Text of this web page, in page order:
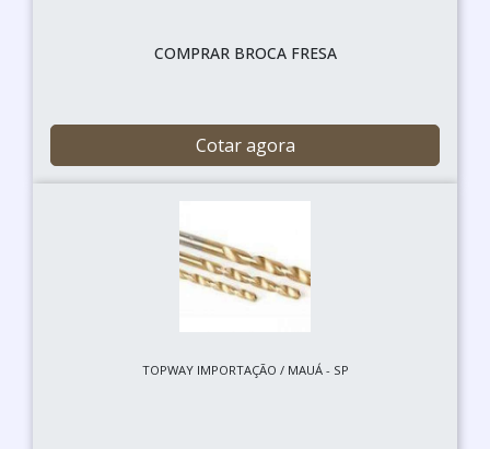
COMPRAR BROCA FRESA
Cotar agora
TOPWAY IMPORTAÇÃO / MAUÁ - SP